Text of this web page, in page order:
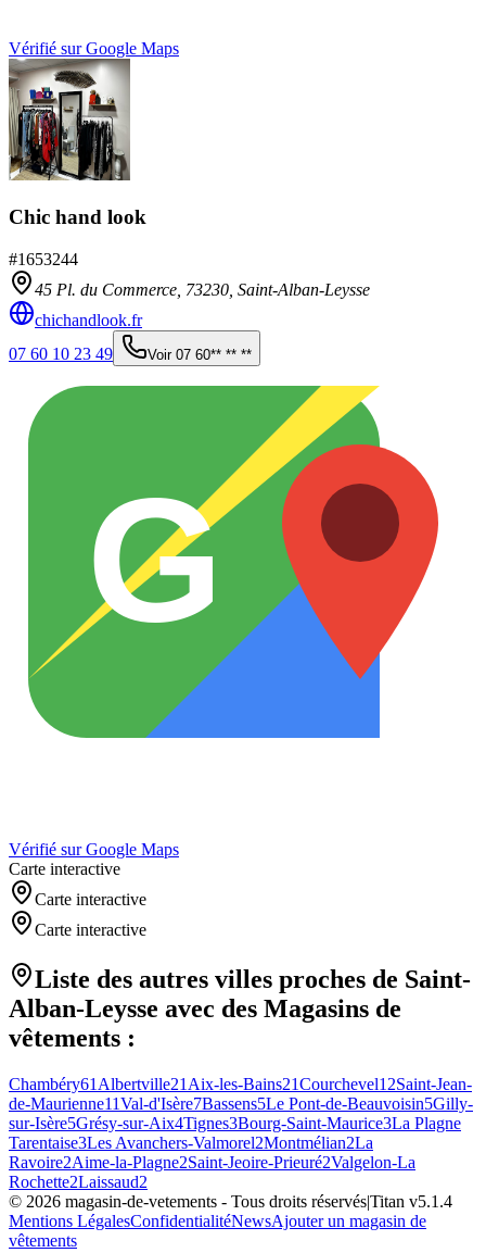
Vérifié sur Google Maps
Chic hand look
#1653244
45 Pl. du Commerce, 73230 Saint-Alban-Leysse
chichandlook.fr
07 60 10 23 49
Voir 07 60** ** **
G
Vérifié sur Google Maps
Carte interactive
Carte interactive
Carte interactive
Liste des autres villes proches de Saint-
Alban-Leysse avec des Magasins de
vêtements :
Chambéry61 Albertville21 Aix-les-Bains21Courchevel12Saint-Jean-
de-Maurienne11Val-d'Isère7Bassens5Le Pont-de-Beauvoisin5Gilly-
sur-Isère5Grésy-sur-Aix4Tignes3Bourg-Saint-Maurice3La Plagne
Tarentaise3Les Avanchers-Valmorel2Montmélian2La
Ravoire2Aime-la-Plagne2Saint-Jeoire-Prieuré2Valgelon-La
Rochette2Laissaud2
© 2026 magasin-de-vetements - Tous droits réservés|Titan v5.1.4
Mentions LégalesConfidentialitéNewsAjouter un magasin de
vêtements